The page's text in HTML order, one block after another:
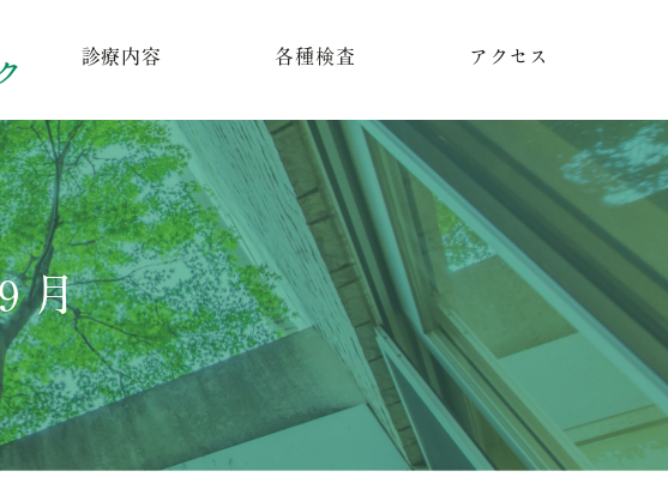
診療内容
内科
小児科
循環器内科
各種検査
健康診断
予防接種
心臓血管系検査
がん検査
アクセス
月